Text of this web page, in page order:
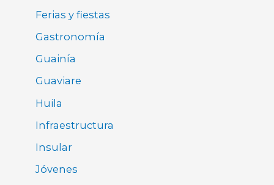
Ferias y fiestas
Gastronomía
Guainía
Guaviare
Huila
Infraestructura
Insular
Jóvenes